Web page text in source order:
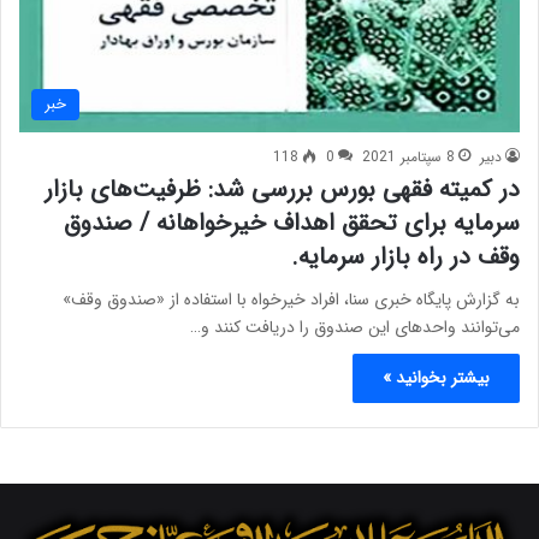
خبر
دبیر 8 سپتامبر 2021 0
118
در کمیته فقهی بورس بررسی شد: ظرفیت‌های بازار
سرمایه برای تحقق اهداف خیرخواهانه / صندوق
وقف در راه بازار سرمایه.
به گزارش پایگاه خبری سنا، افراد خیرخواه با استفاده از «صندوق وقف»
می‌توانند واحدهای این صندوق را دریافت کنند و…
بیشتر بخوانید »